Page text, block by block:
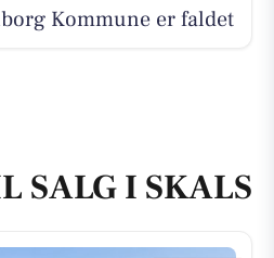
Kommune er faldet
SALG I SKALS